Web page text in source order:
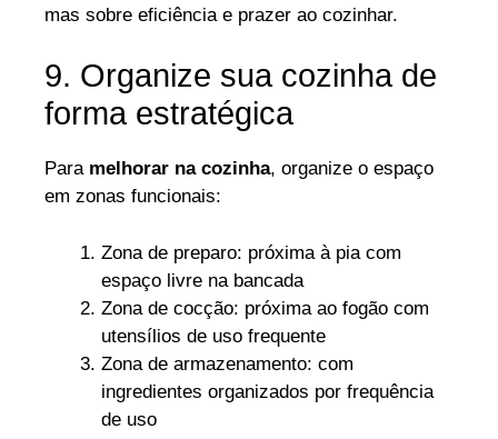
mas sobre eficiência e prazer ao cozinhar.
9. Organize sua cozinha de
forma estratégica
Para melhorar na cozinha, organize o espaço
em zonas funcionais:
Zona de preparo: próxima à pia com
espaço livre na bancada
Zona de cocção: próxima ao fogão com
utensílios de uso frequente
Zona de armazenamento: com
ingredientes organizados por frequência
de uso